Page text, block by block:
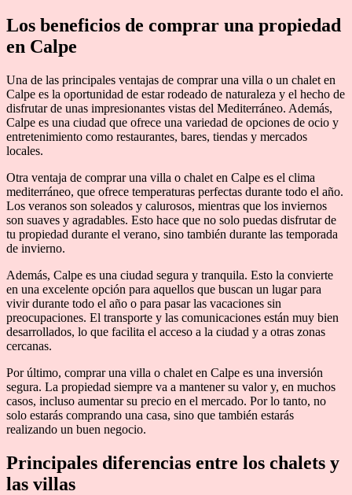
Los beneficios de comprar una propiedad
en Calpe
Una de las principales ventajas de comprar una villa o un chalet en
Calpe es la oportunidad de estar rodeado de naturaleza y el hecho de
disfrutar de unas impresionantes vistas del Mediterráneo. Además,
Calpe es una ciudad que ofrece una variedad de opciones de ocio y
entretenimiento como restaurantes, bares, tiendas y mercados
locales.
Otra ventaja de comprar una villa o chalet en Calpe es el clima
mediterráneo, que ofrece temperaturas perfectas durante todo el año.
Los veranos son soleados y calurosos, mientras que los inviernos
son suaves y agradables. Esto hace que no solo puedas disfrutar de
tu propiedad durante el verano, sino también durante las temporada
de invierno.
Además, Calpe es una ciudad segura y tranquila. Esto la convierte
en una excelente opción para aquellos que buscan un lugar para
vivir durante todo el año o para pasar las vacaciones sin
preocupaciones. El transporte y las comunicaciones están muy bien
desarrollados, lo que facilita el acceso a la ciudad y a otras zonas
cercanas.
Por último, comprar una villa o chalet en Calpe es una inversión
segura. La propiedad siempre va a mantener su valor y, en muchos
casos, incluso aumentar su precio en el mercado. Por lo tanto, no
solo estarás comprando una casa, sino que también estarás
realizando un buen negocio.
Principales diferencias entre los chalets y
las villas